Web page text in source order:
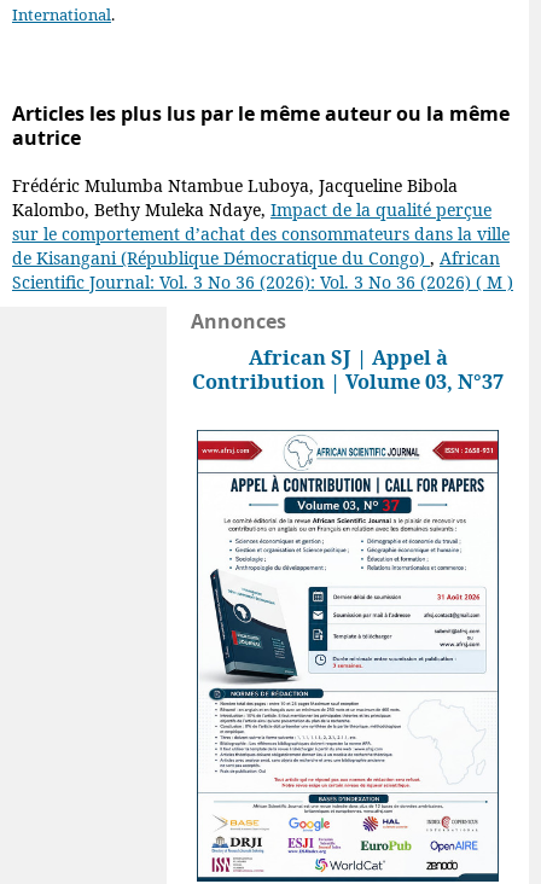
International.
Articles les plus lus par le même auteur ou la même
autrice
Frédéric Mulumba Ntambue Luboya, Jacqueline Bibola
Kalombo, Bethy Muleka Ndaye, Impact de la qualité perçue
sur le comportement d’achat des consommateurs dans la ville
de Kisangani (République Démocratique du Congo) , African
Scientific Journal: Vol. 3 No 36 (2026): Vol. 3 No 36 (2026) ( M )
Annonces
African SJ | Appel à
Contribution | Volume 03, N°37